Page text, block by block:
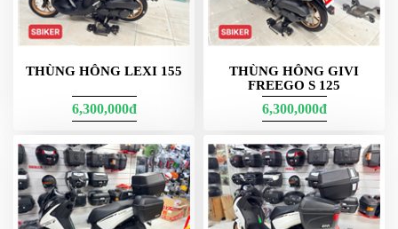
G11n + 1 bộ pass CR + 2 móc treo Honda SH bảo hành trọn đời
G12N bản nhập Malaysia
“rộng rãi” hơn chút mà vẫn giữ tổng thể gọn. Khoang vuông vắn,
sắp xếp đồ logic, hạn chế xô lệch. Lý tưởng cho tài xế chạy phố
nhiều, cần thao tác mở nhanh – đóng gọn – khóa an toàn.
G10N mẫu này bỏ cùng K10n
THÙNG HÔNG LEXI 155
6,300,000đ
THÙNG HÔNG GIVI
FREEGO S 125
6,300,000đ